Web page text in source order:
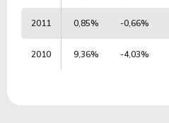
2011 0,85% -0,66%
2010 9,36% -4,03%